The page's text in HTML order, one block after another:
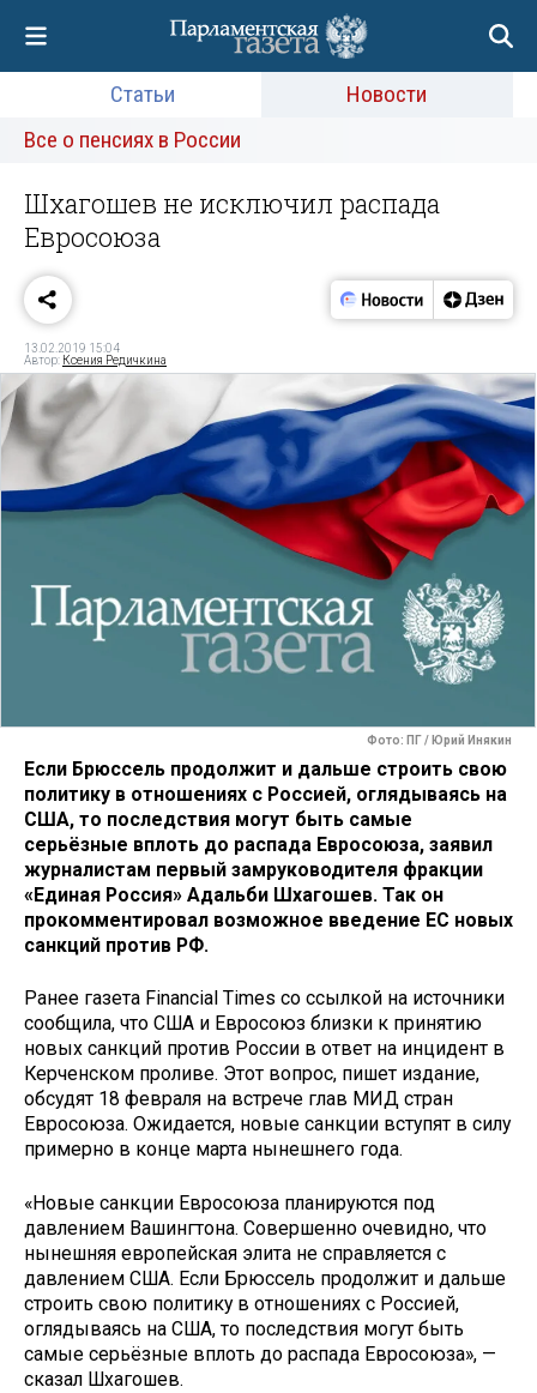
Статьи
Новости
Все о пенсиях в России
Шхагошев не исключил распада
Евросоюза
13.02.2019 15:04
Автор: Ксения Редичкина
Фото: ПГ / Юрий Инякин
Если Брюссель продолжит и дальше строить свою
политику в отношениях с Россией, оглядываясь на
США, то последствия могут быть самые
серьёзные вплоть до распада Евросоюза, заявил
журналистам первый замруководителя фракции
«Единая Россия» Адальби Шхагошев. Так он
прокомментировал возможное введение ЕС новых
санкций против РФ.
Ранее газета Financial Times со ссылкой на источники
сообщила, что США и Евросоюз близки к принятию
новых санкций против России в ответ на инцидент в
Керченском проливе. Этот вопрос, пишет издание,
обсудят 18 февраля на встрече глав МИД стран
Евросоюза. Ожидается, новые санкции вступят в силу
примерно в конце марта нынешнего года.
«Новые санкции Евросоюза планируются под
давлением Вашингтона. Совершенно очевидно, что
нынешняя европейская элита не справляется с
давлением США. Если Брюссель продолжит и дальше
строить свою политику в отношениях с Россией,
оглядываясь на США, то последствия могут быть
самые серьёзные вплоть до распада Евросоюза», —
сказал Шхагошев.